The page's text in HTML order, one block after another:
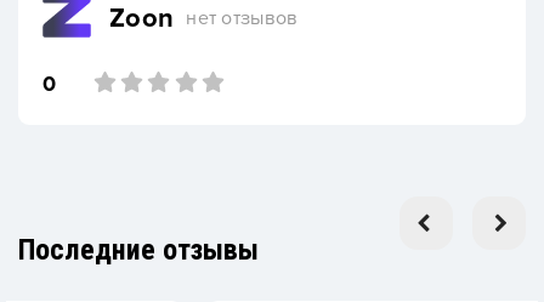
Zoon нет отзывов
0
Последние отзывы